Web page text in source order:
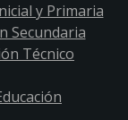
y Primaria
Secundaria
Técnico